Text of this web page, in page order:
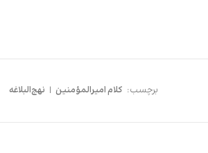
برچسب: کلام امیرالمؤمنین | نهج‌البلاغه